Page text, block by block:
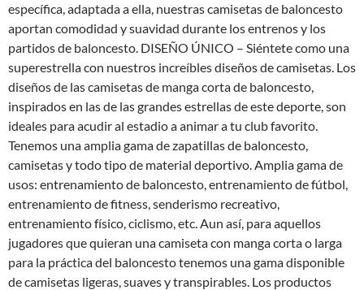
específica, adaptada a ella, nuestras camisetas de baloncesto
aportan comodidad y suavidad durante los entrenos y los
partidos de baloncesto. DISEÑO ÚNICO – Siéntete como una
superestrella con nuestros increíbles diseños de camisetas. Los
diseños de las camisetas de manga corta de baloncesto,
inspirados en las de las grandes estrellas de este deporte, son
ideales para acudir al estadio a animar a tu club favorito.
Tenemos una amplia gama de zapatillas de baloncesto,
camisetas y todo tipo de material deportivo. Amplia gama de
usos: entrenamiento de baloncesto, entrenamiento de fútbol,
entrenamiento de fitness, senderismo recreativo,
entrenamiento físico, ciclismo, etc. Aun así, para aquellos
jugadores que quieran una camiseta con manga corta o larga
para la práctica del baloncesto tenemos una gama disponible
de camisetas ligeras, suaves y transpirables. Los productos